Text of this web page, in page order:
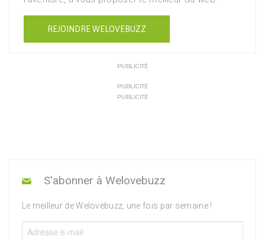
REJOINDRE WELOVEBUZZ
PUBLICITÉ
PUBLICITÉ
PUBLICITÉ
S'abonner à Welovebuzz
Le meilleur de Welovebuzz, une fois par semaine !